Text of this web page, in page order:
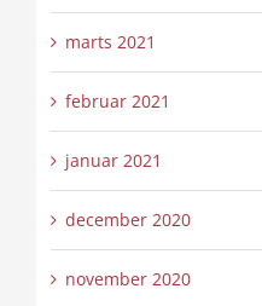
marts 2021
februar 2021
januar 2021
december 2020
november 2020